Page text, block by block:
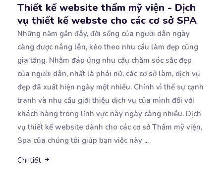
Thiết kế website thẩm mỹ viện - Dịch
vụ thiết kế webste cho các cơ sở SPA
Những năm gần đây, đời sống của người dân ngày
càng được nâng lên, kéo theo nhu cầu làm đẹp cũng
gia tăng. Nhằm đáp ứng nhu cầu chăm sóc sắc đẹp
của người dân, nhất là phái nữ, các cơ sở làm, dịch vụ
đẹp đã xuất hiện ngày một nhiều. Chính vì thế sự cạnh
tranh và nhu cầu giới thiệu dịch vụ của mình đối với
khách hàng trong lĩnh vực này ngày càng nhiều. Dịch
vụ thiết kế website dành cho các cơ sở Thẩm mỹ viện,
Spa của chúng tôi giúp bạn việc này ...
Chi tiết